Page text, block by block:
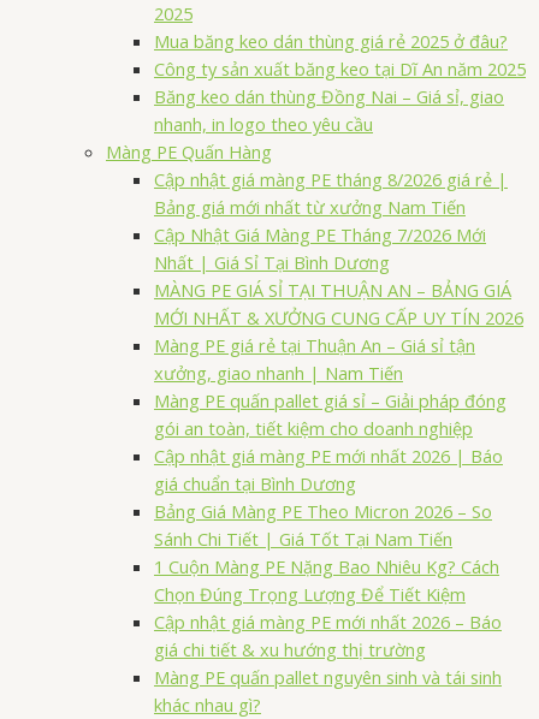
2025
Mua băng keo dán thùng giá rẻ 2025 ở đâu?
Công ty sản xuất băng keo tại Dĩ An năm 2025
Băng keo dán thùng Đồng Nai – Giá sỉ, giao
nhanh, in logo theo yêu cầu
Màng PE Quấn Hàng
Cập nhật giá màng PE tháng 8/2026 giá rẻ |
Bảng giá mới nhất từ xưởng Nam Tiến
Cập Nhật Giá Màng PE Tháng 7/2026 Mới
Nhất | Giá Sỉ Tại Bình Dương
MÀNG PE GIÁ SỈ TẠI THUẬN AN – BẢNG GIÁ
MỚI NHẤT & XƯỞNG CUNG CẤP UY TÍN 2026
Màng PE giá rẻ tại Thuận An – Giá sỉ tận
xưởng, giao nhanh | Nam Tiến
Màng PE quấn pallet giá sỉ – Giải pháp đóng
gói an toàn, tiết kiệm cho doanh nghiệp
Cập nhật giá màng PE mới nhất 2026 | Báo
giá chuẩn tại Bình Dương
Bảng Giá Màng PE Theo Micron 2026 – So
Sánh Chi Tiết | Giá Tốt Tại Nam Tiến
1 Cuộn Màng PE Nặng Bao Nhiêu Kg? Cách
Chọn Đúng Trọng Lượng Để Tiết Kiệm
Cập nhật giá màng PE mới nhất 2026 – Báo
giá chi tiết & xu hướng thị trường
Màng PE quấn pallet nguyên sinh và tái sinh
khác nhau gì?